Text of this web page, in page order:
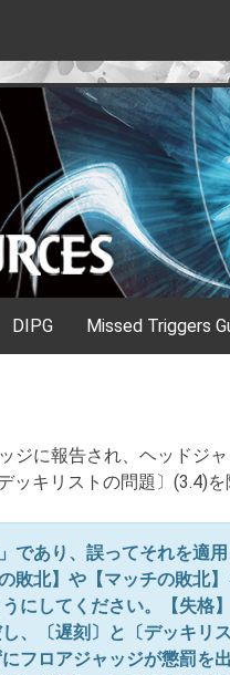
DIPG Missed Triggers
ジに報告され、ヘッドジ
キリストの問題〕(3.4)を
であり、誤ってそれを適
敗北】や【マッチの敗北
にしてください。【失格
、〔遅刻〕と〔デッキリ
フロアジャッジが懲罰を